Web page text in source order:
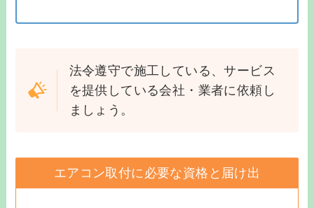
法令遵守で施工している、サービス
を提供している会社・業者に依頼し
ましょう。
エアコン取付に必要な資格と届け出